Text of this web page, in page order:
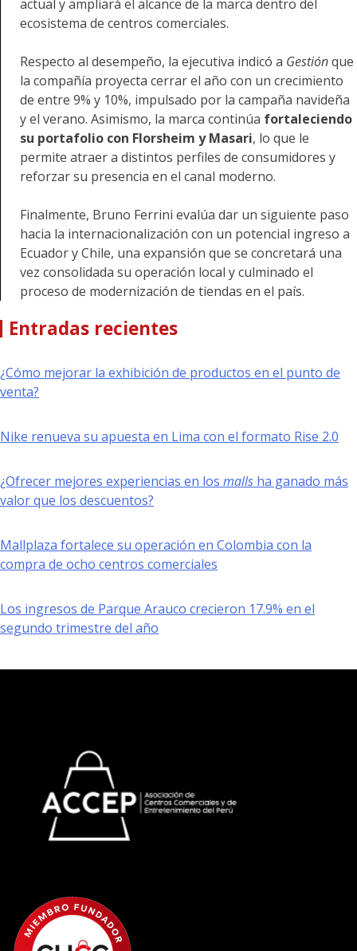
actual y ampliará el alcance de la marca dentro del
ecosistema de centros comerciales.
Respecto al desempeño, la ejecutiva indicó a Gestiónque
la compañía proyecta cerrar el año con un crecimiento
de entre 9% y 10%, impulsado por la campaña navideña
y el verano. Asimismo, la marca continúa fortaleciendo
su portafolio con Florsheim y Masari, lo que le
permite atraer a distintos perfiles de consumidores y
reforzar su presencia en el canal moderno.
Finalmente, Bruno Ferrini evalúa dar un siguiente paso
hacia la internacionalización con un potencial ingreso a
Ecuador y Chile, una expansión que se concretará una
vez consolidada su operación local y culminado el
proceso de modernización de tiendas en el país.
Entradas recientes
¿Cómo mejorar la exhibición de productos en el punto de
venta?
Nike renueva su apuesta en Lima con el formato Rise 2.0
¿Ofrecer mejores experiencias en los malls ha ganado más
valor que los descuentos?
Mallplaza fortalece su operación en Colombia con la
compra de ocho centros comerciales
Los ingresos de Parque Arauco crecieron 17.9% en el
segundo trimestre del año